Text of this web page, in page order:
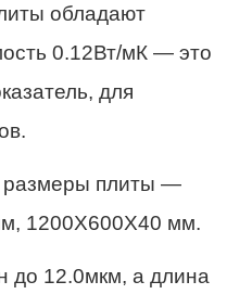
обладают
0.12Вт/мК — это
для
размеры плиты —
1200Х600Х40 мм.
до 12.0мкм, а длина